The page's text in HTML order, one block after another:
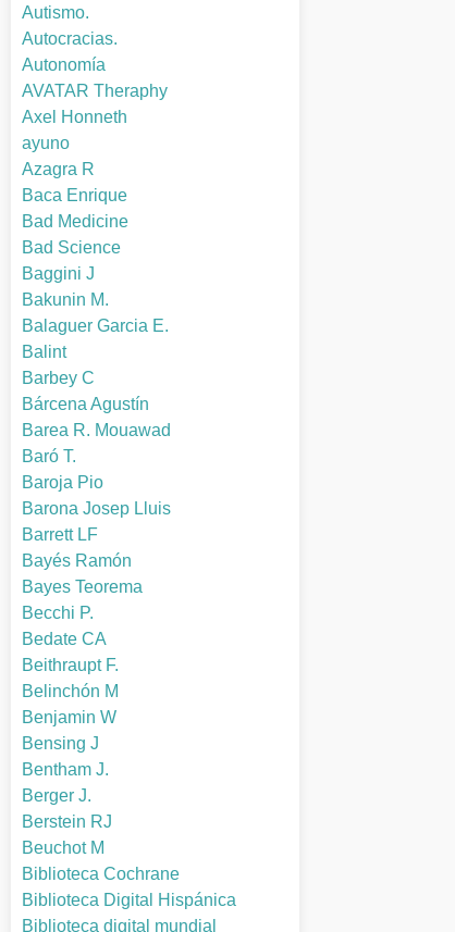
Autismo.
Autocracias.
Autonomía
AVATAR Theraphy
Axel Honneth
ayuno
Azagra R
Baca Enrique
Bad Medicine
Bad Science
Baggini J
Bakunin M.
Balaguer Garcia E.
Balint
Barbey C
Bárcena Agustín
Barea R. Mouawad
Baró T.
Baroja Pio
Barona Josep Lluis
Barrett LF
Bayés Ramón
Bayes Teorema
Becchi P.
Bedate CA
Beithraupt F.
Belinchón M
Benjamin W
Bensing J
Bentham J.
Berger J.
Berstein RJ
Beuchot M
Biblioteca Cochrane
Biblioteca Digital Hispánica
Biblioteca digital mundial